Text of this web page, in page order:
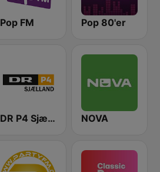
Pop FM Pop 80'er
DR P4 Sjælland NOVA